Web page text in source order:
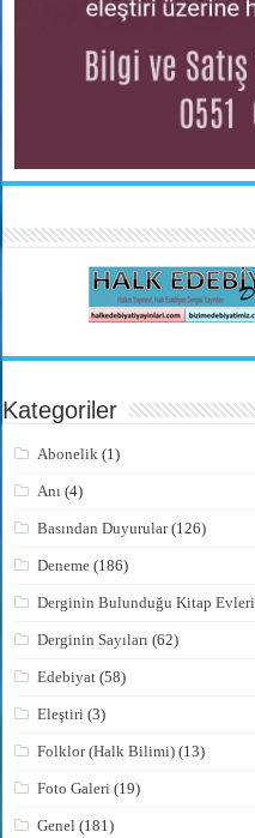
Kategoriler
Abonelik (1)
Anı (4)
Basından Duyurular(126)
Deneme (186)
Derginin Bulunduğu Kitap Evleri
Derginin Sayıları (62)
Edebiyat (58)
Eleştiri (3)
Folklor (Halk Bilimi) (13)
Foto Galeri (19)
Genel (181)